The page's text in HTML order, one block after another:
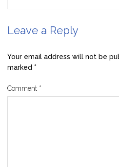
Leave a Reply
Your email address will not be
marked *
Comment *